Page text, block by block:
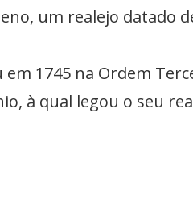
um realejo datado
1745 na Ordem
à qual legou o seu